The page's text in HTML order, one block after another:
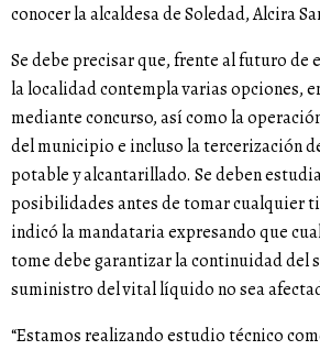
conocer la alcaldesa de Soledad, Alcira
Se debe precisar que, frente al futuro de
la localidad contempla varias opciones,
mediante concurso, así como la
del municipio e incluso la tercerización
potable y alcantarillado. Se deben
posibilidades antes de tomar cualquier
indicó la mandataria expresando que
tome debe garantizar la continuidad del
suministro del vital líquido no sea
“Estamos realizando estudio técnico